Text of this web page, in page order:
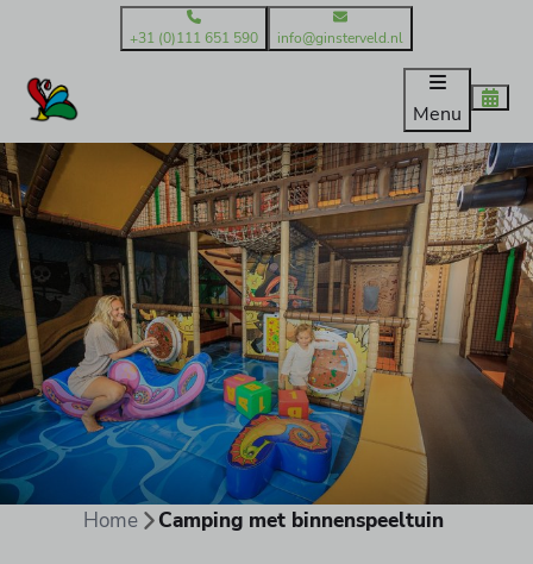
+31 (0)111 651 590 info@ginsterveld.nl
Menu
Home Camping met binnenspeeltuin